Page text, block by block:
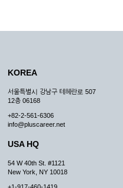
KOREA
서울특별시 강남구 테헤란로 507
12층 06168
+82-2-561-6306
info@pluscareer.net
USA HQ
54 W 40th St. #1121
New York, NY 10018